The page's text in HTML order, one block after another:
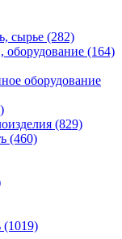
сырье (282)
(164)
оборудование
(829)
(460)
(1019)